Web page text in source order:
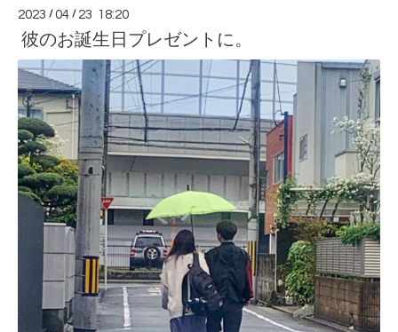
2023 /04 / 23 18:20
彼のお誕生日プレゼントに。